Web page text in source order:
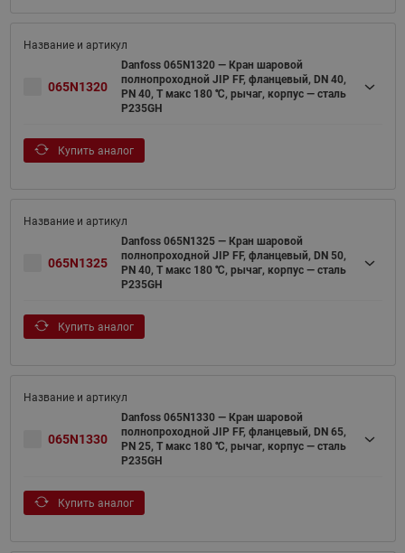
065N1320
Danfoss 065N1320 — Кран шаровой
полнопроходной JIP FF, фланцевый, DN 40,
PN 40, T макс 180 ℃, рычаг, корпус — сталь
P235GH
Купить аналог
065N1325
Danfoss 065N1325 — Кран шаровой
полнопроходной JIP FF, фланцевый, DN 50,
PN 40, T макс 180 ℃, рычаг, корпус — сталь
P235GH
Купить аналог
065N1330
Danfoss 065N1330 — Кран шаровой
полнопроходной JIP FF, фланцевый, DN 65,
PN 25, T макс 180 ℃, рычаг, корпус — сталь
P235GH
Купить аналог